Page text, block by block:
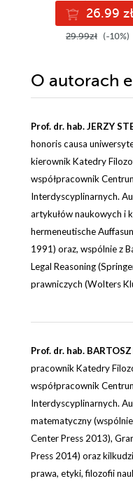
26.99 zł
29.99zł (-10%)
O autorach
Prof. dr. hab. JERZY
honoris causa
kierownik Katedry
współpracownik
Interdyscyplinarnych.
artykułów naukowych i
hermeneutische
1991) oraz, wspólnie z
Legal Reasoning
prawniczych (Wolters
Prof. dr. hab.
pracownik Katedry
współpracownik
Interdyscyplinarnych.
matematyczny
Center Press 2013),
Press 2014) oraz
prawa, etyki, filozofii